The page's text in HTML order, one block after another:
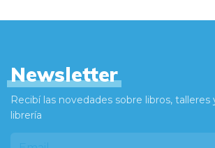
Newsletter
Recibí las novedades sobre libros,
librería